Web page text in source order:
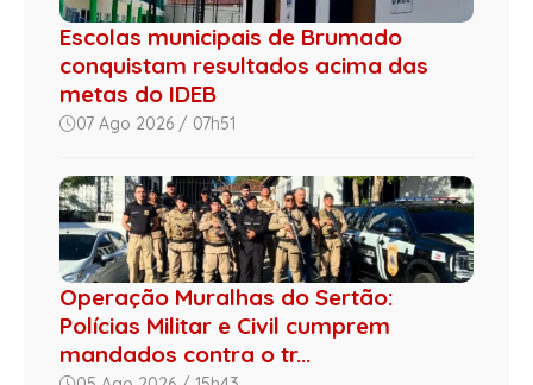
Escolas municipais de Brumado
conquistam resultados acima das
metas do IDEB
07 Ago 2026 / 07h51
Operação Muralhas do Sertão:
Polícias Militar e Civil cumprem
mandados contra o tr...